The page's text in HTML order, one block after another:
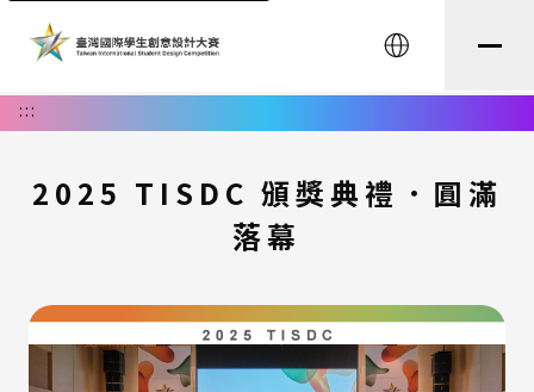
English
:::
2025 TISDC 頒獎典禮．圓滿
落幕